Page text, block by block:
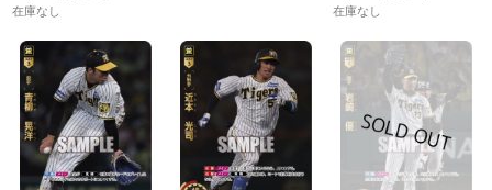
在庫なし 在庫なし